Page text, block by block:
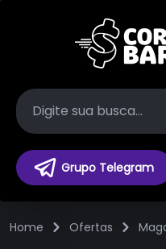
Grupo Telegram
Home Ofertas